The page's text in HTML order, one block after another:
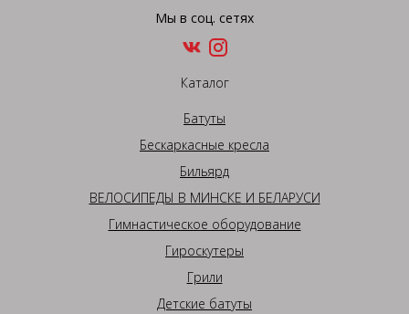
Мы в соц. сетях
Каталог
Батуты
Бескаркасные кресла
Бильярд
ВЕЛОСИПЕДЫ В МИНСКЕ И БЕЛАРУСИ
Гимнастическое оборудование
Гироскутеры
Грили
Детские батуты